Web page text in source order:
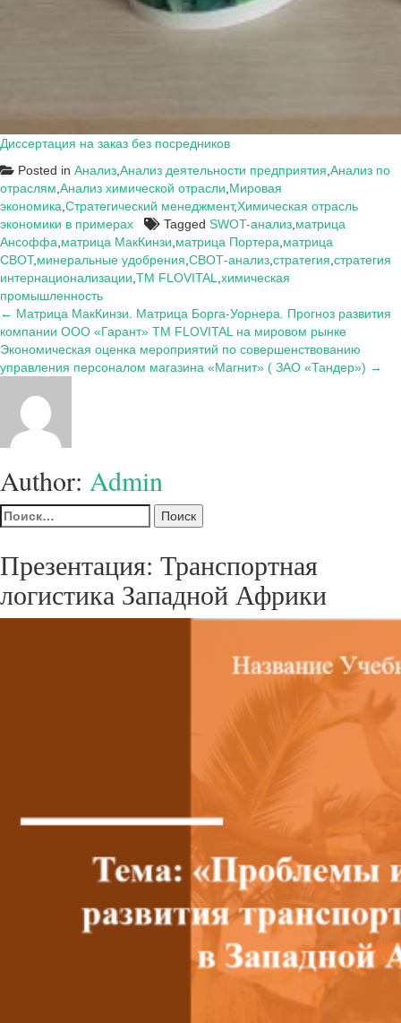
Диссертация на заказ без посредников
Posted in Анализ Анализ деятельности предприятия Анализ по
отраслям Анализ химической отрасли Мировая
экономика Стратегический менеджмент,Химическая отрасль
экономики в примерах
Tagged SWOT-анализ матрица
Ансоффа матрица МакКинзи матрица Портера матрица
СВОТ,минеральные удобрения СВОТ-анализ стратегия стратегия
интернационализации ТМ FLOVITAL химическая
промышленность
Навигация
по
записям
← Матрица МакКинзи. Матрица Борга-Уорнера. Прогноз развития
компании ООО «Гарант» ТМ FLOVITAL на мировом рынке
Экономическая оценка мероприятий по совершенствованию
управления персоналом магазина «Магнит» ( ЗАО «Тандер») →
Author: Admin
Найти:
Презентация: Транспортная
логистика Западной Африки